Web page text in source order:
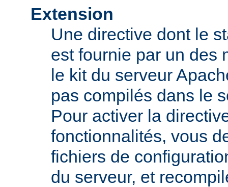
Extension
Une directive dont le
est fournie par un des
le kit du serveur
pas compilés dans le
Pour activer la
fonctionnalités, vous
fichiers de
du serveur, et